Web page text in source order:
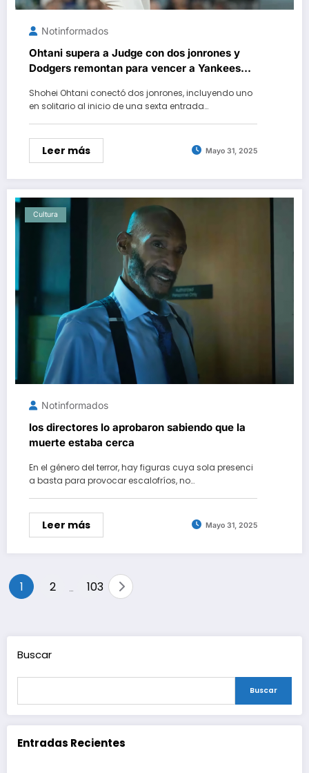
Notinformados
Ohtani supera a Judge con dos jonrones y
Dodgers remontan para vencer a Yankees
Shohei Ohtani conectó dos jonrones, incluyendo uno
en solitario al inicio de una sexta entrada…
Leer más Mayo 31, 2025
Cultura
Notinformados
los directores lo aprobaron sabiendo que la
muerte estaba cerca
En el género del terror, hay figuras cuya sola presenci
a basta para provocar escalofríos, no…
Leer más Mayo 31, 2025
Paginación
1 2 103
Buscar
Buscar
Entradas Recientes